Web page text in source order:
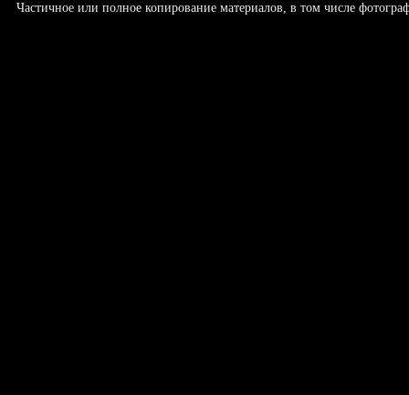
Частичное или полное копирование материалов, в том числе